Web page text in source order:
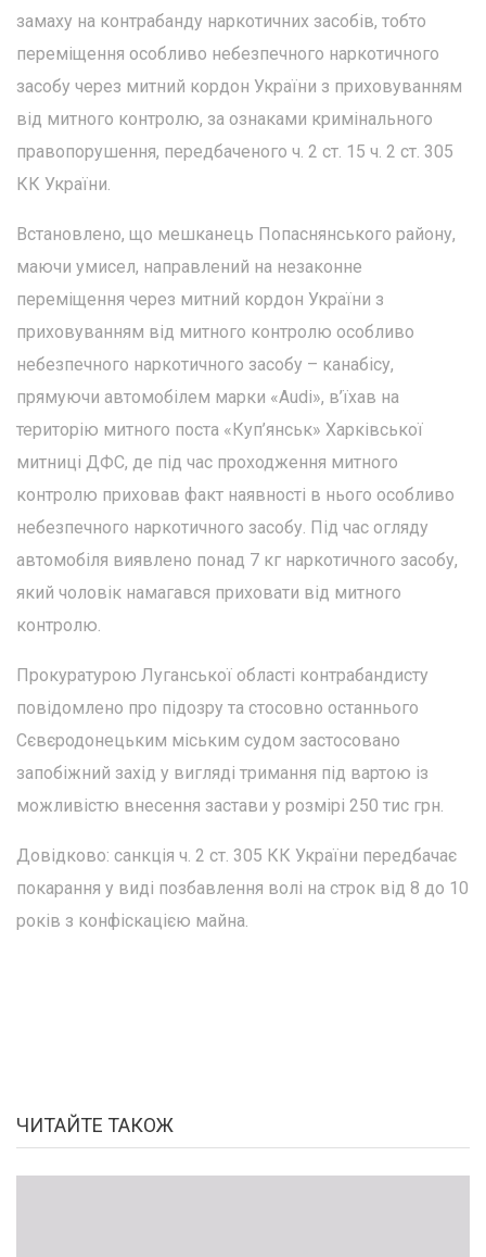
замаху на контрабанду наркотичних засобів, тобто
переміщення особливо небезпечного наркотичного
засобу через митний кордон України з приховуванням
від митного контролю, за ознаками кримінального
правопорушення, передбаченого ч. 2 ст. 15 ч. 2 ст. 305
КК України.
Встановлено, що мешканець Попаснянського району,
маючи умисел, направлений на незаконне
переміщення через митний кордон України з
приховуванням від митного контролю особливо
небезпечного наркотичного засобу – канабісу,
прямуючи автомобілем марки «Audi», в’їхав на
територію митного поста «Куп’янськ» Харківської
митниці ДФС, де під час проходження митного
контролю приховав факт наявності в нього особливо
небезпечного наркотичного засобу. Під час огляду
автомобіля виявлено понад 7 кг наркотичного засобу,
який чоловік намагався приховати від митного
контролю.
Прокуратурою Луганської області контрабандисту
повідомлено про підозру та стосовно останнього
Сєвєродонецьким міським судом застосовано
запобіжний захід у вигляді тримання під вартою із
можливістю внесення застави у розмірі 250 тис грн.
Довідково: санкція ч. 2 ст. 305 КК України передбачає
покарання у виді позбавлення волі на строк від 8 до 10
років з конфіскацією майна.
ЧИТАЙТЕ ТАКОЖ